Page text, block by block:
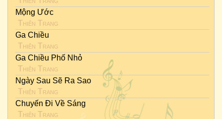
Mộng Ước
Thiên Trang
Ga Chiều
Thiên Trang
Ga Chiều Phố Nhỏ
Thiên Trang
Ngày Sau Sẽ Ra Sao
Thiên Trang
Chuyến Đi Về Sáng
Thiên Trang